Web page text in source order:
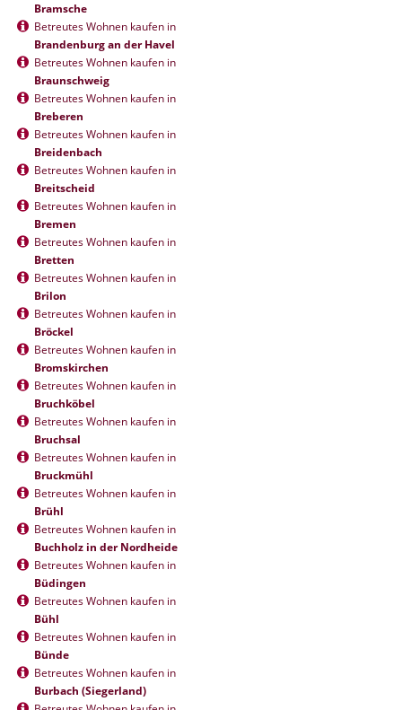
Bramsche
Betreutes Wohnen kaufen in
Brandenburg an der Havel
Betreutes Wohnen kaufen in
Braunschweig
Betreutes Wohnen kaufen in
Breberen
Betreutes Wohnen kaufen in
Breidenbach
Betreutes Wohnen kaufen in
Breitscheid
Betreutes Wohnen kaufen in
Bremen
Betreutes Wohnen kaufen in
Bretten
Betreutes Wohnen kaufen in
Brilon
Betreutes Wohnen kaufen in
Bröckel
Betreutes Wohnen kaufen in
Bromskirchen
Betreutes Wohnen kaufen in
Bruchköbel
Betreutes Wohnen kaufen in
Bruchsal
Betreutes Wohnen kaufen in
Bruckmühl
Betreutes Wohnen kaufen in
Brühl
Betreutes Wohnen kaufen in
Buchholz in der Nordheide
Betreutes Wohnen kaufen in
Büdingen
Betreutes Wohnen kaufen in
Bühl
Betreutes Wohnen kaufen in
Bünde
Betreutes Wohnen kaufen in
Burbach (Siegerland)